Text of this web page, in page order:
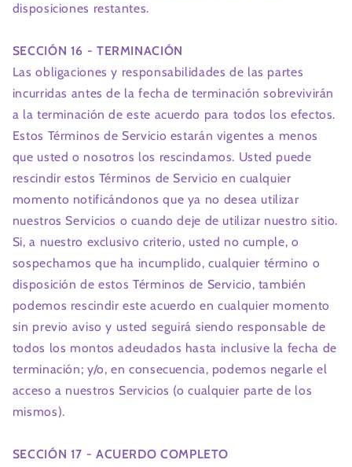
disposiciones restantes.
SECCIÓN 16 - TERMINACIÓN
Las obligaciones y responsabilidades de las partes
incurridas antes de la fecha de terminación sobrevivirán
a la terminación de este acuerdo para todos los efectos.
Estos Términos de Servicio estarán vigentes a menos
que usted o nosotros los rescindamos. Usted puede
rescindir estos Términos de Servicio en cualquier
momento notificándonos que ya no desea utilizar
nuestros Servicios o cuando deje de utilizar nuestro sitio.
Si, a nuestro exclusivo criterio, usted no cumple, o
sospechamos que ha incumplido, cualquier término o
disposición de estos Términos de Servicio, también
podemos rescindir este acuerdo en cualquier momento
sin previo aviso y usted seguirá siendo responsable de
todos los montos adeudados hasta inclusive la fecha de
terminación; y/o, en consecuencia, podemos negarle el
acceso a nuestros Servicios (o cualquier parte de los
mismos).
SECCIÓN 17 - ACUERDO COMPLETO